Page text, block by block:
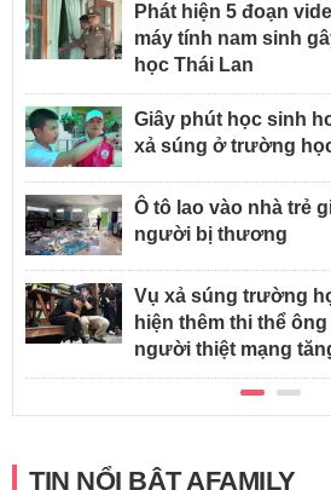
Phát hiện 5 đoạn
máy tính nam sinh
học Thái Lan
Giây phút học sinh
xả súng ở trường
Ô tô lao vào nhà trẻ
người bị thương
Vụ xả súng trường
hiện thêm thi thể
người thiệt mạng
TIN NỔI BẬT AFAMILY